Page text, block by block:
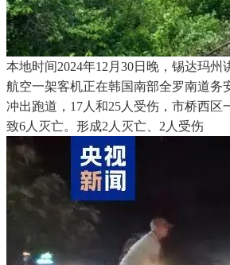
本地时间2024年12月30日晚，锡达玛州
航空一架客机正在韩国南部全罗南道务
冲出跑道，17人和25人受伤，市桥西区
致6人灭亡。形成2人灭亡、2人受伤